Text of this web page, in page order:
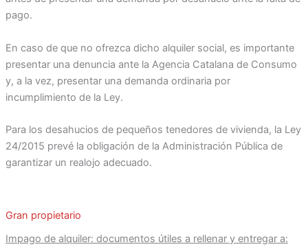
pago.
En caso de que no ofrezca dicho alquiler social, es importante
presentar una denuncia ante la Agencia Catalana de Consumo
y, a la vez, presentar una demanda ordinaria por
incumplimiento de la Ley.
Para los desahucios de pequeños tenedores de vivienda, la Ley
24/2015 prevé la obligación de la Administración Pública de
garantizar un realojo adecuado.
Gran propietario
Impago de alquiler: documentos útiles a rellenar y entregar a: